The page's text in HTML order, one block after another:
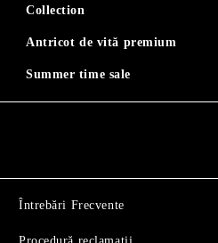
Collection
Antricot de vită premium
Summer time sale
Întrebări Frecvente